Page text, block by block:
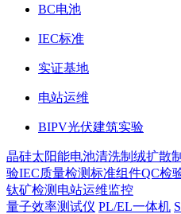
BC电池
IEC标准
实证基地
电站运维
BIPV光伏建筑实验
晶硅太阳能电池清洗制绒扩散
验IEC质量检测标准组件QC检
钛矿检测 电站运维监控
量子效率测试仪 PL/EL一体机